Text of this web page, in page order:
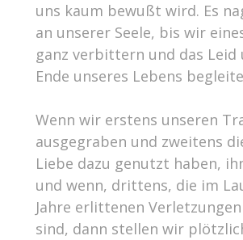
uns kaum bewußt wird. Es
an unserer Seele, bis wir
ganz verbittern und das Leid
Ende unseres Lebens
Wenn wir erstens unseren
ausgegraben und zweitens
Liebe dazu genutzt haben,
und wenn, drittens, die im
Jahre erlittenen
sind, dann stellen wir